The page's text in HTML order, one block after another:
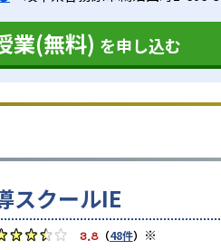
業(無料) を申し込む
スクールIE
3.8（48件） ※